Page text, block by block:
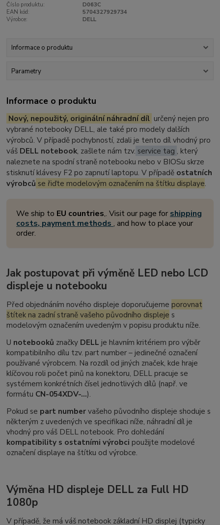
Číslo produktu:
D063C
EAN kód:
5704327929734
Výrobce:
DELL
Informace o produktu
Parametry
Informace o produktu
Nový, nepoužitý, originální náhradní díl určený nejen pro
vybrané notebooky DELL, ale také pro modely dalších
výrobců. V případě pochybností, zdali je tento díl vhodný pro
váš DELL notebook, zašlete nám tzv. service tag , který
naleznete na spodní straně notebooku nebo v BIOSu skrze
stisknutí klávesy F2 po zapnutí laptopu. V případě ostatních
výrobců se řiďte modelovým označením na štítku displaye.
We ship to EU countries,. Visit our page for shipping
costs, payment methods, and how to place your
order.
Jak postupovat při výměně LED nebo LCD
displeje u notebooku
Před objednáním nového displeje doporučujeme porovnat
štítek na zadní straně vašeho původního displeje s
modelovým označením uvedeným v popisu produktu níže.
U notebooků značky DELL je hlavním kritériem pro výběr
kompatibilního dílu tzv. part number– jedinečné označení
používané výrobcem. Na rozdíl od jiných značek, kde hraje
klíčovou roli počet pinů na konektoru, DELL pracuje se
systémem konkrétních čísel jednotlivých dílů (např. ve
formátu CN-054XDV-...).
Pokud se part numbervašeho původního displeje shoduje s
některým z uvedených ve specifikaci níže, náhradní díl je
vhodný pro váš DELL notebook. Pro dohledání
kompatibility s ostatními výrobci použijte modelové
označení displaye na štítku od výrobce.
Výměna HD displeje DELL za Full HD
1080p
V případě, že má váš notebook základní HD displej (typicky